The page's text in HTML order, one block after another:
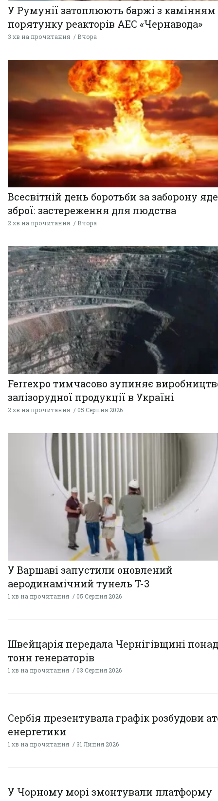
У Румунії затоплюють баржі з
порятунку реакторів АЕС «Чернавода»
3 хв на прочитання Вчора
Всесвітній день боротьби за заборону
зброї: застереження для людства
2 хв на прочитання Вчора
Ferrexpo тимчасово зупиняє
залізорудної продукції в Україні
2 хв на прочитання 05 Серпня 2026
У Варшаві запустили оновлений
аеродинамічний тунель T-3
1 хв на прочитання 05 Серпня 2026
Швейцарія передала Чернігівщині
тонн генераторів
1 хв на прочитання 03 Серпня 2026
Сербія презентувала графік розбудови
енергетики
1 хв на прочитання 31 Липня 2026
У Чорному морі змонтували платформу